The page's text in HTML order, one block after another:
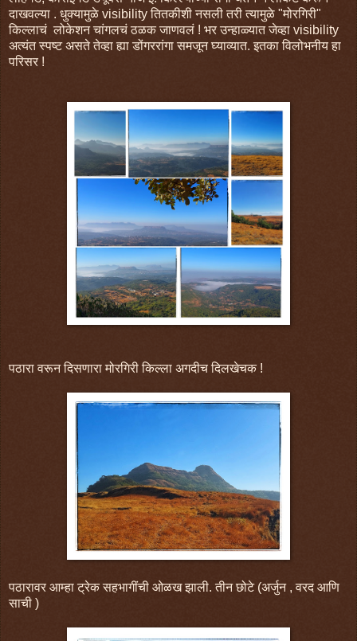
दाखवल्या . धुक्यामुळे visibility तितकीशी नसली तरी त्यामुळे "मोरगिरी"
किल्लाचं लोकेशन चांगलचं ठळक जाणवलं ! भर उन्हाळ्यात जेव्हा visibility
अत्यंत स्पष्ट असते तेव्हा ह्या डोंगररांगा समजून घ्याव्यात. इतका विलोभनीय हा
परिसर !
पठारा वरून दिसणारा मोरगिरी किल्ला अगदीच दिलखेचक !
पठारावर आम्हा ट्रेक सहभागींची ओळख झाली. तीन छोटे (अर्जुन , वरद आणि
साची )